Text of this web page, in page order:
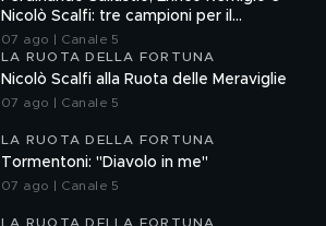
Nicolò Scalfi: tre campioni per il
compleanno di Gerry Scotti
07 ago | Canale 5
LA RUOTA DELLA FORTUNA
Nicolò Scalfi alla Ruota delle Meraviglie
07 ago | Canale 5
LA RUOTA DELLA FORTUNA
Tormentoni: "Diavolo in me"
07 ago | Canale 5
LA RUOTA DELLA FORTUNA